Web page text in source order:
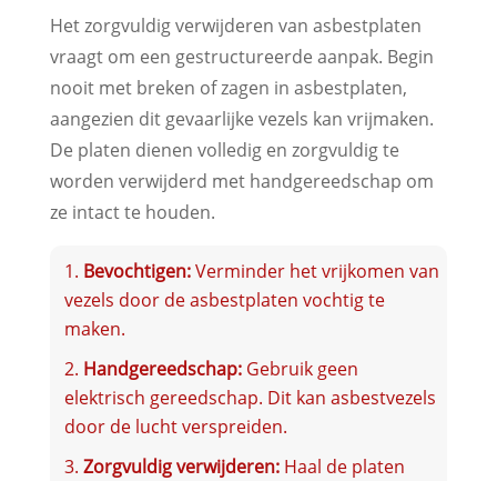
Het zorgvuldig verwijderen van asbestplaten
vraagt om een gestructureerde aanpak. Begin
nooit met breken of zagen in asbestplaten,
aangezien dit gevaarlijke vezels kan vrijmaken.
De platen dienen volledig en zorgvuldig te
worden verwijderd met handgereedschap om
ze intact te houden.
Bevochtigen:Verminder het vrijkomen van
vezels door de asbestplaten vochtig te
maken.
Handgereedschap:Gebruik geen
elektrisch gereedschap. Dit kan asbestvezels
door de lucht verspreiden.
Zorgvuldig verwijderen:Haal de platen